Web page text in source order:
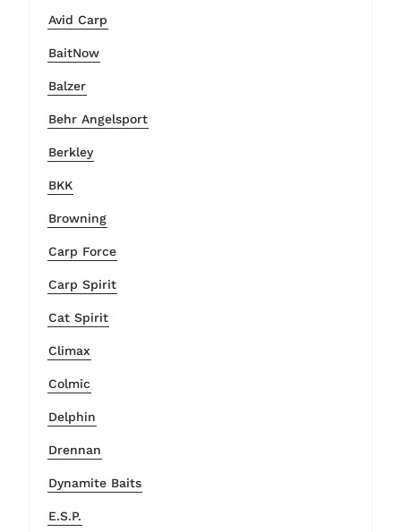
Avid Carp
BaitNow
Balzer
Behr Angelsport
Berkley
BKK
Browning
Carp Force
Carp Spirit
Cat Spirit
Climax
Colmic
Delphin
Drennan
Dynamite Baits
E.S.P.